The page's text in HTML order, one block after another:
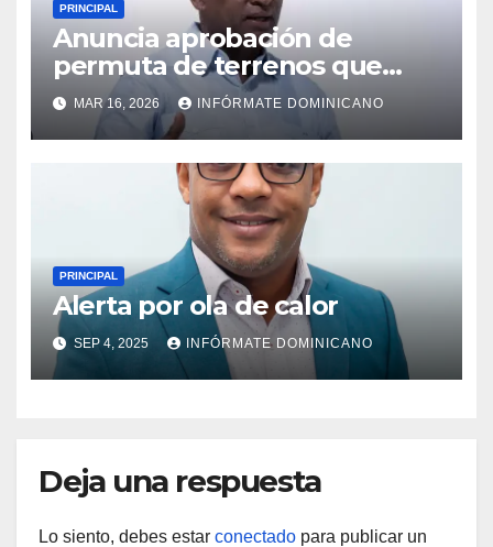
PRINCIPAL
Anuncia aprobación de
permuta de terrenos que
garantiza títulos de
propiedad a familias de la
región Sur
MAR 16, 2026 INFÓRMATE DOMINICANO
PRINCIPAL
Alerta por ola de calor
SEP 4, 2025 INFÓRMATE DOMINICANO
Deja una respuesta
Lo siento, debes estar conectado para publicar un